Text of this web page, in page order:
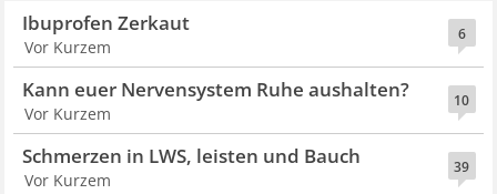
6
Ibuprofen Zerkaut
Vor Kurzem
10
Kann euer Nervensystem Ruhe aushalten?
Vor Kurzem
39
Schmerzen in LWS, leisten und Bauch
Vor Kurzem